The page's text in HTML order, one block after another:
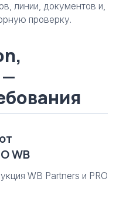
линии, документов и,
проверку.
WB
WB Partners и PRO